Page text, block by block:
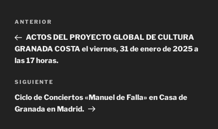
Navegación
entradas
Entrada
anterior:
ANTERIOR
ACTOS DEL PROYECTO GLOBAL DE CULTURA
GRANADA COSTA el viernes, 31 de enero de 2025 a
las 17 horas.
Siguiente
entrada
SIGUIENTE
Ciclo de Conciertos «Manuel de Falla» en Casa de
Granada en Madrid.